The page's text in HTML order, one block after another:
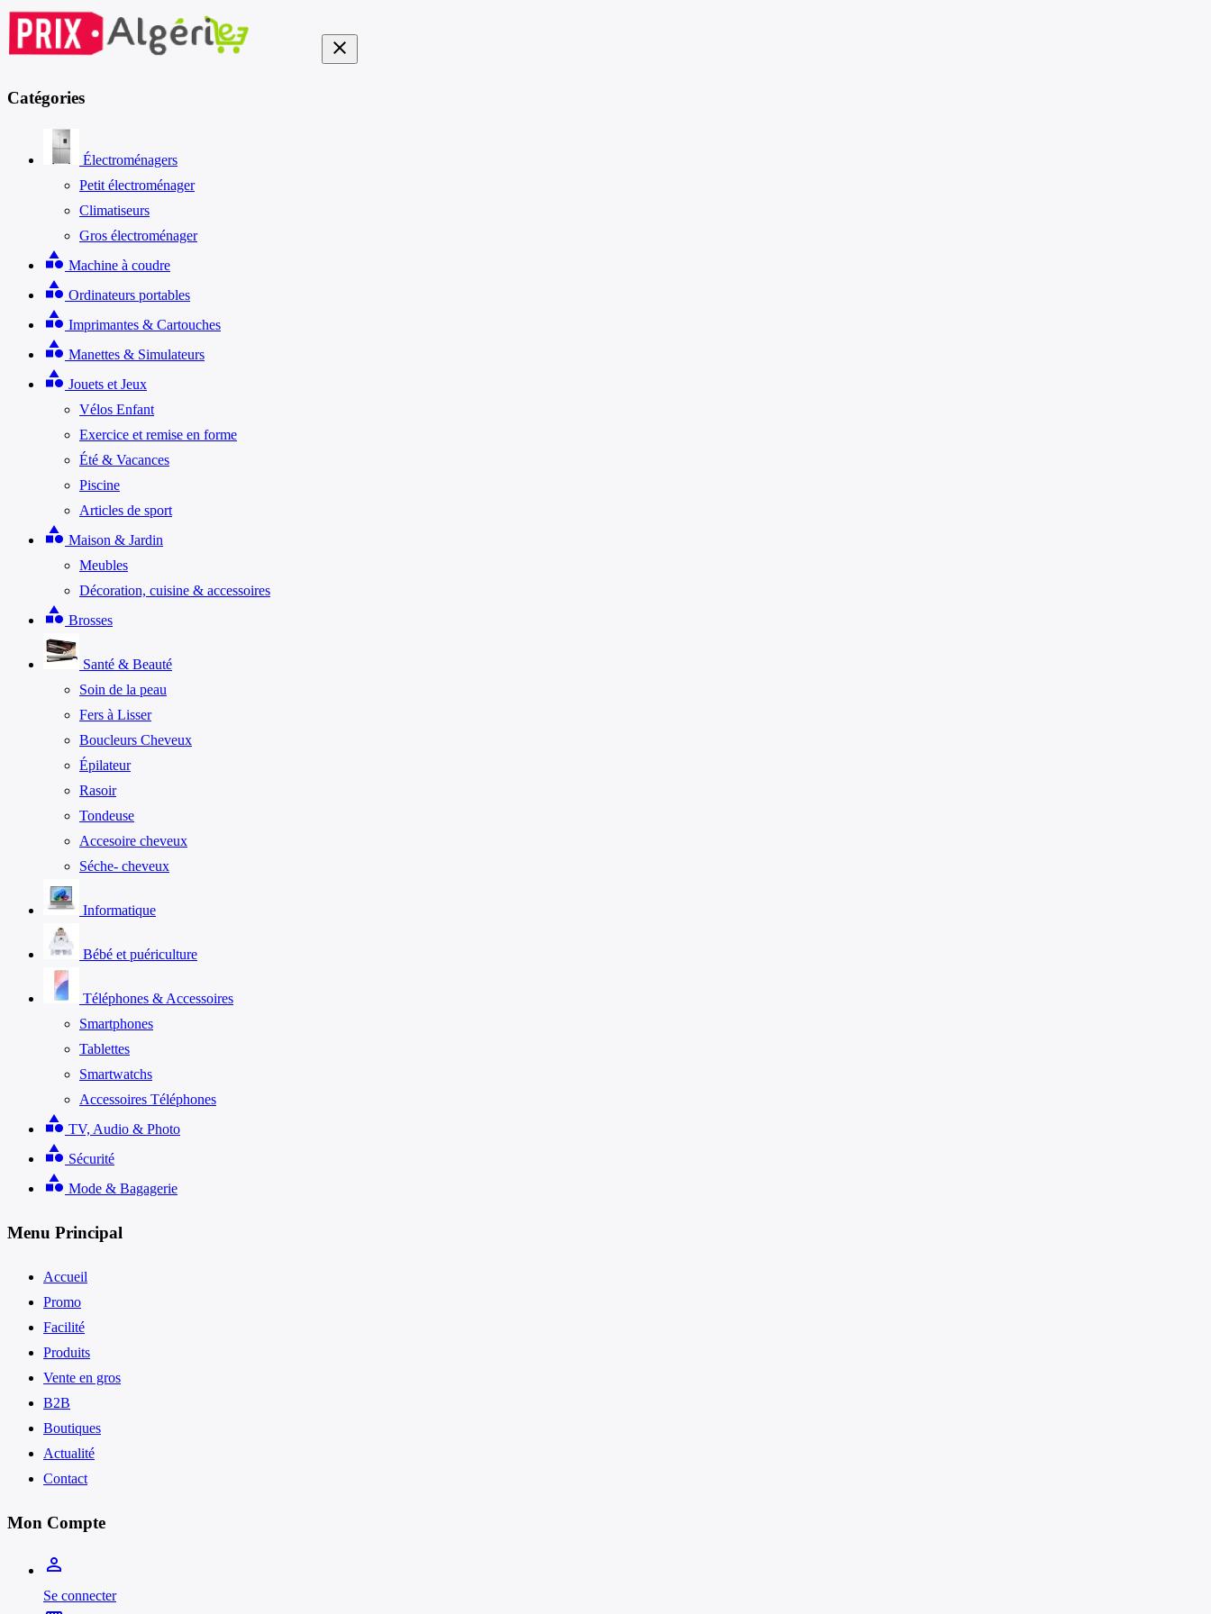
close
Catégories
Électroménagers
Petit électroménager
Climatiseurs
Gros électroménager
category Machine à coudre
category Ordinateurs portables
category Imprimantes & Cartouches
category Manettes & Simulateurs
category Jouets et Jeux
Vélos Enfant
Exercice et remise en forme
Été & Vacances
Piscine
Articles de sport
category Maison & Jardin
Meubles
Décoration, cuisine & accessoires
category Brosses
Santé & Beauté
Soin de la peau
Fers à Lisser
Boucleurs Cheveux
Épilateur
Rasoir
Tondeuse
Accesoire cheveux
Séche- cheveux
Informatique
Bébé et puériculture
Téléphones & Accessoires
Smartphones
Tablettes
Smartwatchs
Accessoires Téléphones
category TV, Audio & Photo
category Sécurité
category Mode & Bagagerie
Menu Principal
Accueil
Promo
Facilité
Produits
Vente en gros
B2B
Boutiques
Actualité
Contact
Mon Compte
person_outline
Se connecter